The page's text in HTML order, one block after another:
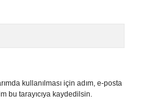
kullanılması için adım, e-posta
bu tarayıcıya kaydedilsin.